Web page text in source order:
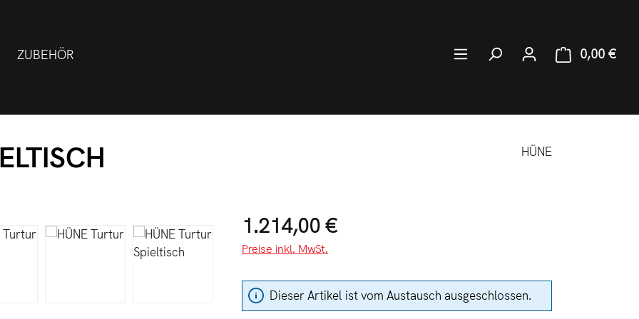
ZUBEHÖR 0,00 €
HÜNE
Regulärer Preis:
1.214,00 €
Preise inkl. MwSt.
Dieser Artikel ist vom Austausch ausgeschlossen.